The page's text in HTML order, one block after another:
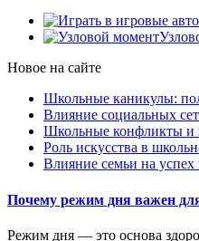
Новое на сайте
Школьные каникулы:
Влияние социальных
Школьные конфликты и
Роль искусства в
Влияние семьи на успех
Почему режим дня важен
Режим дня — это основа